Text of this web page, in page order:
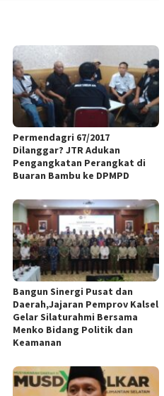
Permendagri 67/2017
Dilanggar? JTR Adukan
Pengangkatan Perangkat di
Buaran Bambu ke DPMPD
Bangun Sinergi Pusat dan
Daerah,Jajaran Pemprov Kalsel
Gelar Silaturahmi Bersama
Menko Bidang Politik dan
Keamanan